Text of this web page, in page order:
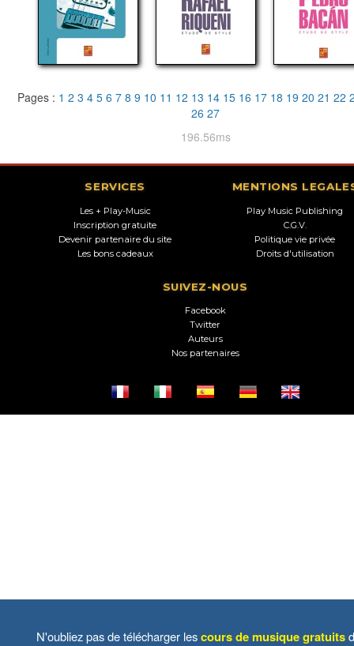
Pages : 1 2 3 4 5 6 7 8 9 10 11 12 13 14 15 16 17 18 19 20 21 22
26 27
196.56ms
SERVICES
Les + Play-Music
Inscription gratuite
Devenir partenaire du site
Les bons cadeaux
MENTIONS
Play Music Publishing
C.G.V.
Politique vie privée
Droits d'utilisation
SUIVEZ-NOUS
Facebook
Twitter
Auteurs
Nos partenaires
N'oubliez pas de télécharger lescours de musique gratuits